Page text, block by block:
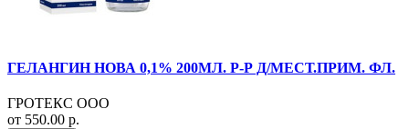
ГЕЛАНГИН НОВА 0,1% 200МЛ. Р-Р Д/МЕСТ.ПРИМ. ФЛ.
ГРОТЕКС ООО
от 550.00 р.